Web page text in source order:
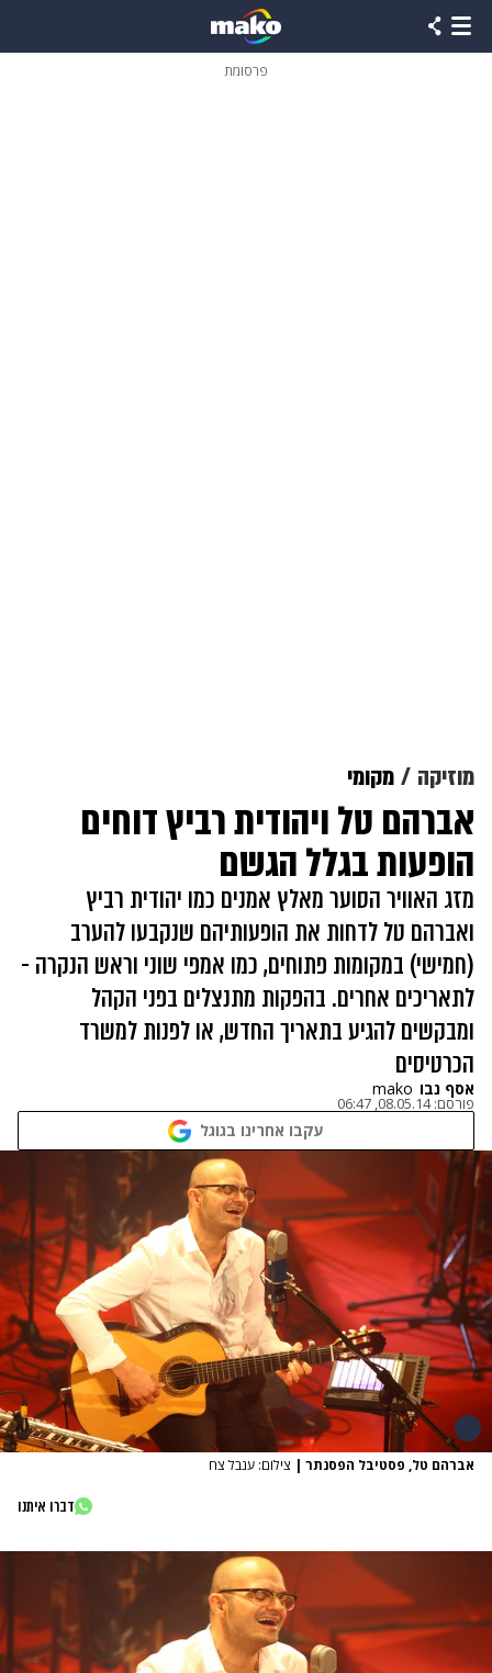
פרסומת
מוזיקה מקומי
אברהם טל ויהודית רביץ דוחים
הופעות בגלל הגשם
מזג האוויר הסוער מאלץ אמנים כמו יהודית רביץ
ואברהם טל לדחות את הופעותיהם שנקבעו להערב
(חמישי) במקומות פתוחים, כמו אמפי שוני וראש הנקרה -
לתאריכים אחרים. בהפקות מתנצלים בפני הקהל
ומבקשים להגיע בתאריך החדש, או לפנות למשרד
הכרטיסים
אסף נבו mako
פורסם:08.05.14, 06:47
עקבו אחרינו בגוגל
אברהם טל, פסטיבל הפסנתר | צילום: ענבל צח
דברו איתנו